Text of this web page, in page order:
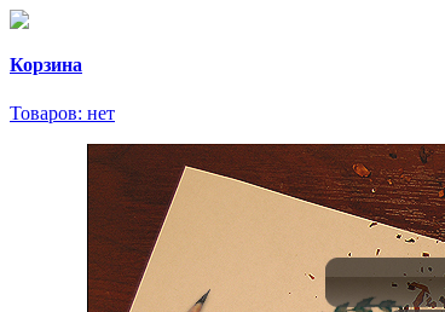
Корзина
Товаров: нет